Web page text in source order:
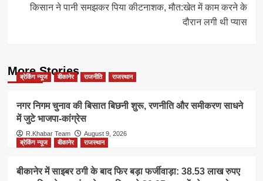
किसान ने पानी समझकर पिया कीटनाशक, मौत:खेत में काम करने के
दौरान लगी थी प्यास
More Stories
ब्रेकिंग न्यूज बीकानेर राजनीति राजस्थान
नगर निगम चुनाव की बिसात बिछनी शुरू, रणनीति और समीकरण साधने
में जुटे भाजपा-कांग्रेस
R.Khabar Team
August 9, 2026
ब्रेकिंग न्यूज
बीकानेर राजस्थान
बीकानेर में साइबर ठगी के बाद फिर बड़ा फर्जीवाड़ा: 38.53 लाख रुपए